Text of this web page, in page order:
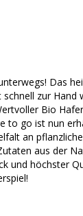
Das
zur
Bio
to go ist nun
an
aus der
und höchster